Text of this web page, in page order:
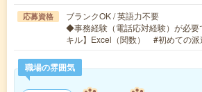
応募資格
ブランクOK / 英語力不要
◆事務経験（電話応対経験）が必
キル】Excel（関数） #初めての派
職場の雰囲気